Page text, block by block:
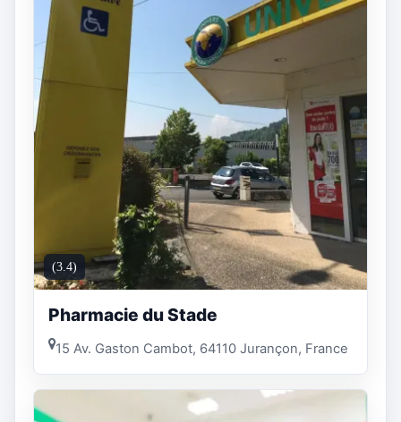
(3.4)
Pharmacie du Stade
15 Av. Gaston Cambot, 64110 Jurançon, France